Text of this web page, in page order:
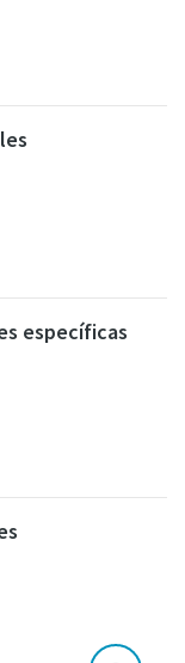
específicas